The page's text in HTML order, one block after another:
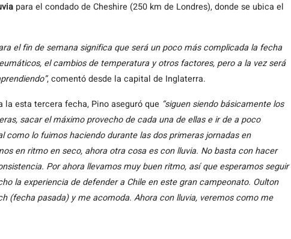
para el condado de Cheshire (250 km de Londres), donde se ubica el
el fin de semana significa que será un poco más complicada la fecha
el cambios de temperatura y otros factores, pero a la vez será
, comentó desde la capital de Inglaterra.
la esta tercera fecha, Pino aseguró que “siguen siendo básicamente los
sacar el máximo provecho de cada una de ellas e ir de a poco
como lo fuimos haciendo durante las dos primeras jornadas en
en ritmo en seco, ahora otra cosa es con lluvia. No basta con hacer
Por ahora llevamos muy buen ritmo, así que esperamos seguir
la experiencia de defender a Chile en este gran campeonato. Oulton
(fecha pasada) y me acomoda. Ahora con lluvia, veremos como me